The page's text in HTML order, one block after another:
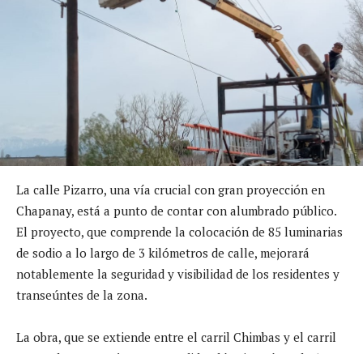
La calle Pizarro, una vía crucial con gran proyección en
Chapanay, está a punto de contar con alumbrado público.
El proyecto, que comprende la colocación de 85 luminarias
de sodio a lo largo de 3 kilómetros de calle, mejorará
notablemente la seguridad y visibilidad de los residentes y
transeúntes de la zona.
La obra, que se extiende entre el carril Chimbas y el carril